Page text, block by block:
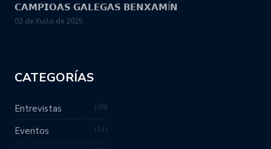
𝗖𝗔𝗠𝗣𝗜𝗢𝗔𝗦 𝗚𝗔𝗟𝗘𝗚𝗔𝗦 𝗕𝗘𝗡𝗫𝗔𝗠Í𝗡
02 de Xullo de 2025
CATEGORÍAS
Entrevistas 38
Eventos 11